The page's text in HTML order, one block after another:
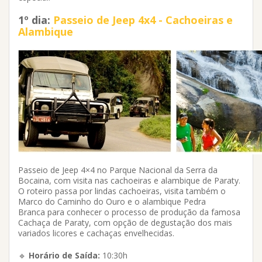
1º dia: Passeio de Jeep 4x4 - Cachoeiras e
Alambique
Passeio de Jeep 4×4 no Parque Nacional da Serra da
Bocaina, com visita nas cachoeiras e alambique de Paraty.
O roteiro passa por lindas cachoeiras, visita também o
Marco do Caminho do Ouro e o alambique Pedra
Branca para conhecer o processo de produção da famosa
Cachaça de Paraty, com opção de degustação dos mais
variados licores e cachaças envelhecidas.
🔹 Horário de Saída: 10:30h